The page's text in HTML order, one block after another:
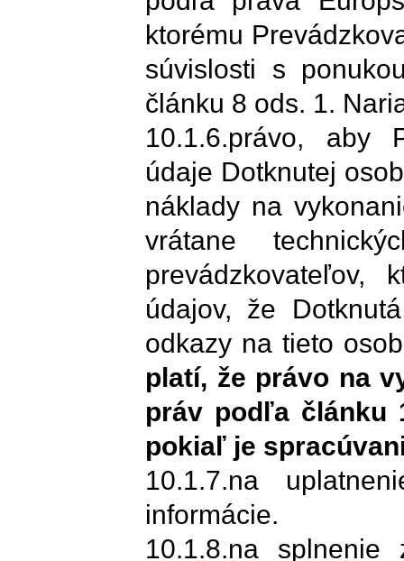
ktorému
súvislosti s
článku 8 ods. 1.
10.1.6.právo, aby
údaje Dotknutej
náklady na
vrátane
prevádzkovateľov,
údajov, že
odkazy na tieto
platí, že právo na
práv podľa článku
pokiaľ je
10.1.7.na
informácie.
10.1.8.na splnenie